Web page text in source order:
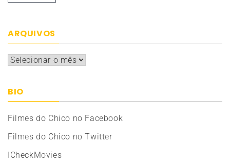
ARQUIVOS
Arquivos
BIO
Filmes do Chico no Facebook
Filmes do Chico no Twitter
ICheckMovies